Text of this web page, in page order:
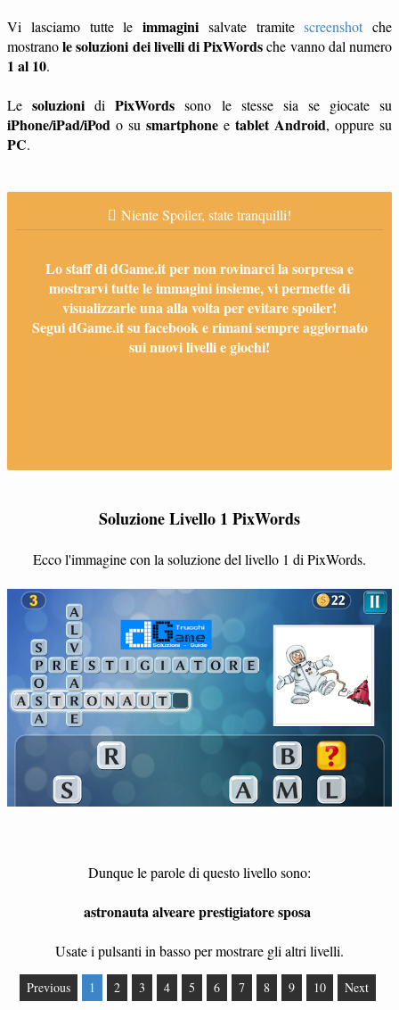
Vi lasciamo tutte le immagini salvate tramitescreenshot che
mostranole soluzioni dei livelli di PixWordsche vanno dal numero
1 al 10.
Lesoluzioni diPixWords sono le stesse sia se giocate su
iPhone/iPad/iPod o su smartphone e tablet Android, oppure su
PC.
Niente Spoiler, state tranquilli!
Lo staff di dGame.it per non rovinarci la sorpresa e
mostrarvi tutte le immagini insieme, vi permette di
visualizzarle una alla volta per evitare spoiler!
Segui dGame.it su facebook e rimani sempre aggiornato
sui nuovi livelli e giochi!
Soluzione Livello 1 PixWords
Ecco l'immagine con la soluzione del livello 1 di PixWords.
Dunque le parole di questo livello sono:
astronauta alveare prestigiatore sposa
Usate i pulsanti in basso per mostrare gli altri livelli.
Previous 1 2 3 4 5 6 7 8 9 10 Next